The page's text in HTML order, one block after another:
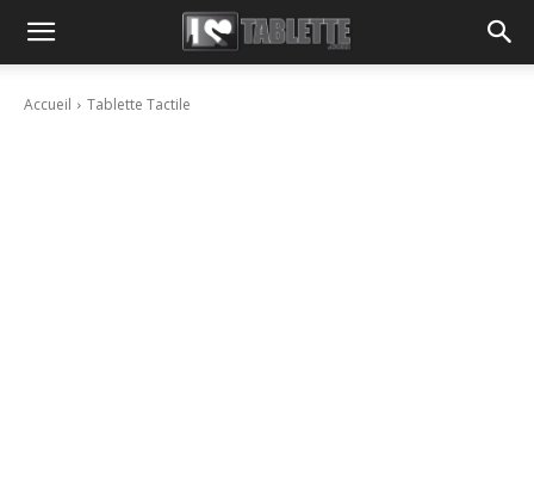
Accueil Tablette Tactile